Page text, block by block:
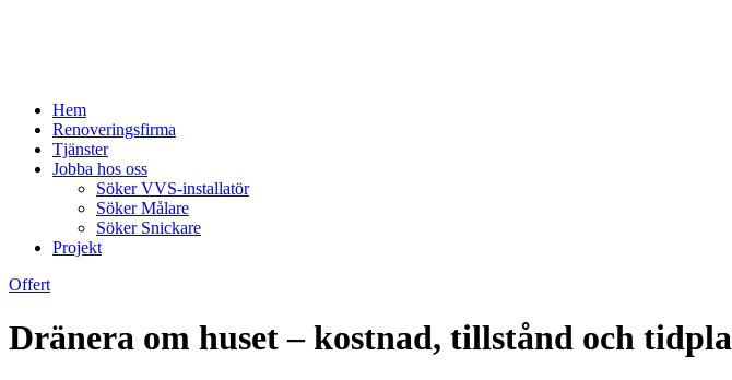
Hem
Renoveringsfirma
Tjänster
Jobba hos oss
Söker VVS-installatör
Söker Målare
Söker Snickare
Projekt
Offert
Dränera om huset – kostnad, tillstånd och